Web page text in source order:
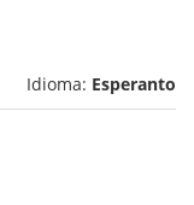
Idioma: Esperanto